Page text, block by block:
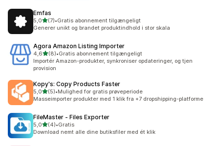
Emfas
5,0ud af 5 stjerner
(7)
7 anmeldelser i alt
•Gratis abonnement tilgængeligt
Generer unikt og brandet produktindhold i stor skala
Agora Amazon Listing Importer
4,6ud af 5 stjerner
(8)
8 anmeldelser i alt
•Gratis abonnement tilgængeligt
Importér Amazon-produkter, synkroniser opdateringer, og tjen
provision
Kopy's: Copy Products Faster
5,0ud af 5 stjerner
(5)
5 anmeldelser i alt
•Mulighed for gratis prøveperiode
Masseimporter produkter med 1 klik fra +7 dropshipping-platforme
FileMaster ‑ Files Exporter
5,0ud af 5 stjerner
(4)
4 anmeldelser i alt
•Gratis
Download nemt alle dine butiksfiler med ét klik